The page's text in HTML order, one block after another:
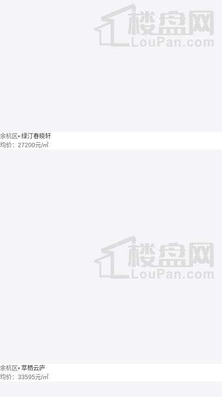
余杭区• 绿汀春晓轩
均价： 27200元/㎡
余杭区• 萃栖云庐
均价： 33595元/㎡